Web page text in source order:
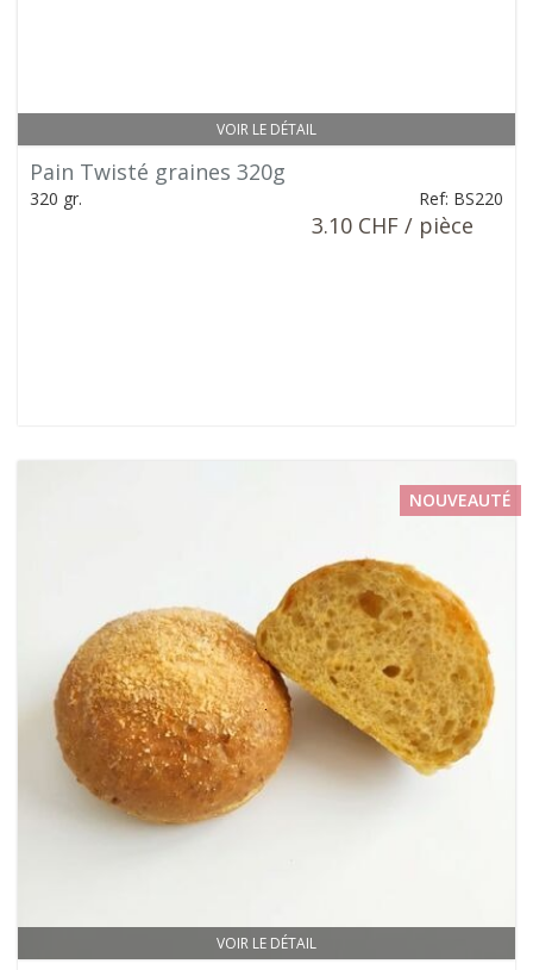
VOIR LE DÉTAIL
Pain Twisté graines 320g
320 gr. Ref: BS220
3.10 CHF / pièce
VOIR LE DÉTAIL
NOUVEAUTÉ